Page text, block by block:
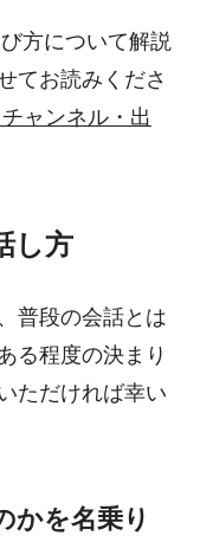
方について解説
てお読みくださ
ャンネル・出
し方
普段の会話とは
る程度の決まり
ただければ幸い
かを名乗り